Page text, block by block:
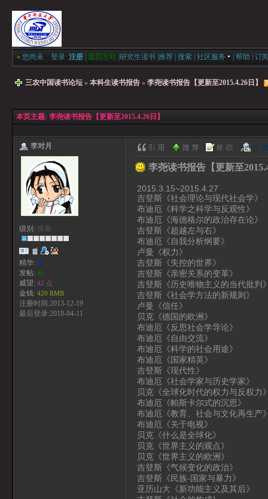
» 您尚未 登录 注册 返回主站 研究生读书 推荐 搜索 社区服务 帮助 订
三农中国读书论坛 » 本科生读书报告 » 李尧读书报告【更新至2015.4.26日】
本页主题: 李尧读书报告【更新至2015.4.26日】
李对月
级别: 侠客
精华: 0
发帖: 42
威望: 42 点
金钱: 420 RMB
注册时间:2013-12-19
最后登录:2018-04-11
李尧读书报告【更新至
2015.3.15~2015.4.27
吉登斯《社会理论与现代社会学》
布迪厄《科学之科学与反观性》
布迪厄《海德格尔的政治存在论》
吉登斯《超越左与右》
布迪厄《自我分析纲要》
卢曼《权力》
吉登斯《失控的世界》
吉登斯《亲密关系的变革》
吉登斯《历史唯物主义的当代批判
吉登斯《社会学方法的新规则》
卢曼《信任》
贝克《德国的欧洲》
布迪厄《反思社会学导论》
布迪厄《自由交流》
布迪厄《科学的社会用途》
布迪厄《国家精英》
吉登斯《现代性》
布迪厄《社会学家与历史学家》
贝克《全球化时代的权力与反权力
布迪厄《帕斯卡尔式的沉思》
布迪厄《教育、社会与文化再生产
布迪厄《关于电视》
贝克《什么是全球化》
贝克《世界主义的观点》
贝克《世界主义的欧洲》
吉登斯《气候变化的政治》
吉登斯《民族-国家与暴力》
亚历山大《新功能主义及其后》